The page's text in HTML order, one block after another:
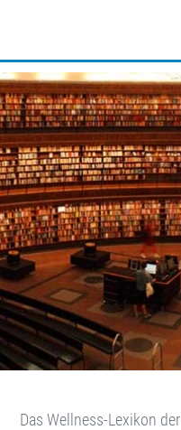
Das Wellness-Lexikon